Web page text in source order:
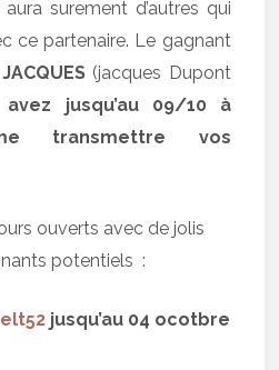
surement d’autres qui
ce partenaire. Le gagnant
JACQUES(jacques Dupont
avez jusqu’au 09/10 à
transmettre vos
ouverts avec de jolis
potentiels :
jusqu’au 04 ocotbre